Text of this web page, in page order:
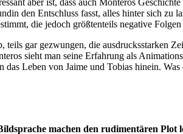
den Entschluss fasst, alles hinter sich
die jedoch größtenteils negative Folgen
teils gar gezwungen, die ausdrucksstarken
sieht man seine Erfahrung als
das Leben von Jaime und Tobias hinein.
machen den rudimentären Plot